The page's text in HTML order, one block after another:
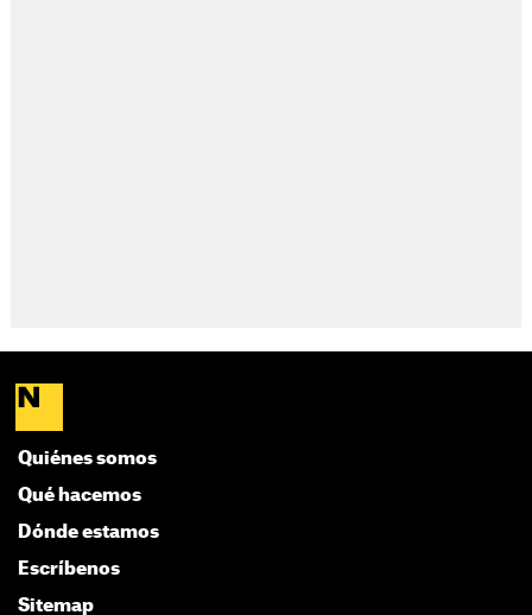
Quiénes somos
Qué hacemos
Dónde estamos
Escríbenos
Sitemap